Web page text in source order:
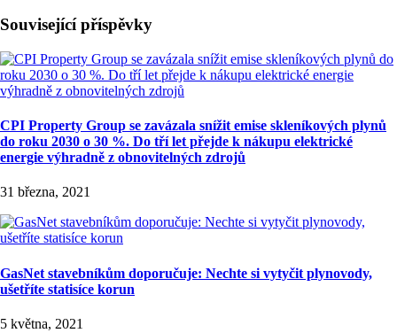
Související příspěvky
CPI Property Group se zavázala snížit emise skleníkových plynů
do roku 2030 o 30 %. Do tří let přejde k nákupu elektrické
energie výhradně z obnovitelných zdrojů
31 března, 2021
GasNet stavebníkům doporučuje: Nechte si vytyčit plynovody,
ušetříte statisíce korun
5 května, 2021